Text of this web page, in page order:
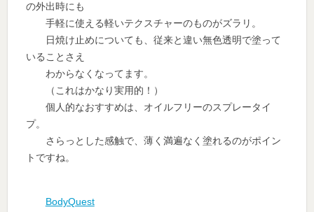
の外出時にも
手軽に使える軽いテクスチャーのものがズラリ。
日焼け止めについても、従来と違い無色透明で塗って
いることさえ
わからなくなってます。
（これはかなり実用的！）
個人的なおすすめは、オイルフリーのスプレータイ
プ。
さらっとした感触で、薄く満遍なく塗れるのがポイン
トですね。
BodyQuest